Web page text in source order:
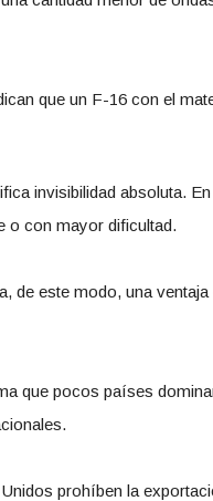
que un F-16 con el
invisibilidad absoluta.
o con mayor dificultad.
de este modo, una
que pocos países
prohíben la